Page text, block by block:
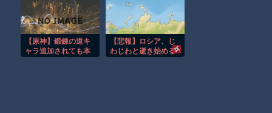
Amazon「マンガ毎週末セール（50%還元）」アツいスポーツマ
【群馬】デカいNinja乗りさん、後方確認しない軽四に当てられて
【動画】ビッグフットの正体が判明
された」恵俊彰「総
理はあちこち視察に
行ってもらったほう
が…」
か
【原神】鍛錬の道キ
ャラ追加されても本
【悲報】ロシア、じ
わじわと逝き始める